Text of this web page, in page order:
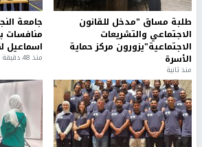
طلبة مساق "مدخل للقانون
الاجتماعي والتشريعات
الاجتماعية"يزورون مركز حماية
الأسرة
منذ ثانية
جامعة
منافسات
اسماعيل
منذ 48 دقيقة